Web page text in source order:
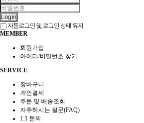
Login
자동로그인 및 로그인 상태 유지
MEMBER
회원가입
아이디/비밀번호 찾기
SERVICE
장바구니
개인결제
주문 및 배송조회
자주하시는 질문(FAQ)
1:1 문의